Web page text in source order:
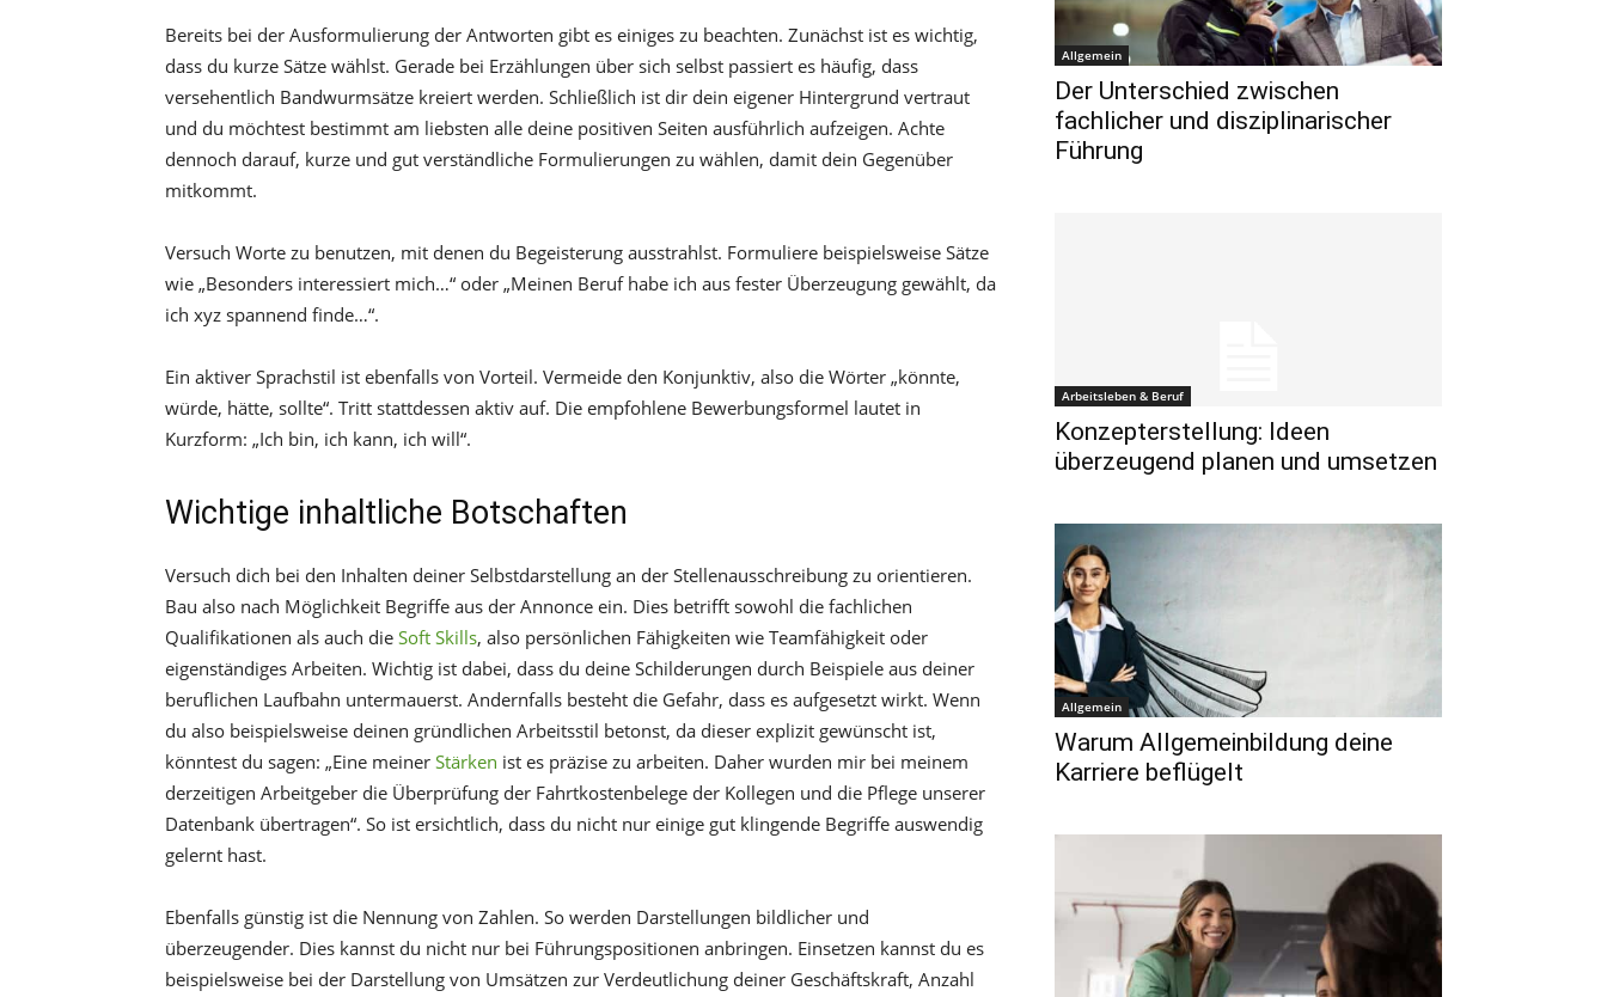
Bereits bei der Ausformulierung der Antworten gibt es einiges zu beachten. Zunächst ist es wichtig,
dass du kurze Sätze wählst. Gerade bei Erzählungen über sich selbst passiert es häufig, dass
versehentlich Bandwurmsätze kreiert werden. Schließlich ist dir dein eigener Hintergrund vertraut
und du möchtest bestimmt am liebsten alle deine positiven Seiten ausführlich aufzeigen. Achte
dennoch darauf, kurze und gut verständliche Formulierungen zu wählen, damit dein Gegenüber
mitkommt.
Versuch Worte zu benutzen, mit denen du Begeisterung ausstrahlst. Formuliere beispielsweise Sätze
wie „Besonders interessiert mich…“ oder „Meinen Beruf habe ich aus fester Überzeugung gewählt, da
ich xyz spannend finde…“.
Ein aktiver Sprachstil ist ebenfalls von Vorteil. Vermeide den Konjunktiv, also die Wörter „könnte,
würde, hätte, sollte“. Tritt stattdessen aktiv auf. Die empfohlene Bewerbungsformel lautet in
Kurzform: „Ich bin, ich kann, ich will“.
Wichtige inhaltliche Botschaften
Versuch dich bei den Inhalten deiner Selbstdarstellung an der Stellenausschreibung zu orientieren.
Bau also nach Möglichkeit Begriffe aus der Annonce ein. Dies betrifft sowohl die fachlichen
Qualifikationen als auch die Soft Skills, also persönlichen Fähigkeiten wie Teamfähigkeit oder
eigenständiges Arbeiten. Wichtig ist dabei, dass du deine Schilderungen durch Beispiele aus deiner
beruflichen Laufbahn untermauerst. Andernfalls besteht die Gefahr, dass es aufgesetzt wirkt. Wenn
du also beispielsweise deinen gründlichen Arbeitsstil betonst, da dieser explizit gewünscht ist,
könntest du sagen: „Eine meiner Stärken ist es präzise zu arbeiten. Daher wurden mir bei meinem
derzeitigen Arbeitgeber die Überprüfung der Fahrtkostenbelege der Kollegen und die Pflege unserer
Datenbank übertragen“. So ist ersichtlich, dass du nicht nur einige gut klingende Begriffe auswendig
gelernt hast.
Ebenfalls günstig ist die Nennung von Zahlen. So werden Darstellungen bildlicher und
überzeugender. Dies kannst du nicht nur bei Führungspositionen anbringen. Einsetzen kannst du es
beispielsweise bei der Darstellung von Umsätzen zur Verdeutlichung deiner Geschäftskraft, Anzahl
Allgemein
Der Unterschied zwischen
fachlicher und disziplinarischer
Führung
Arbeitsleben & Beruf
Konzepterstellung: Ideen
überzeugend planen und umsetzen
Allgemein
Warum Allgemeinbildung deine
Karriere beflügelt